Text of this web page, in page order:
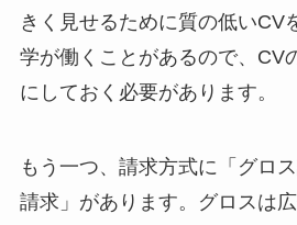
きく見せるために質の低いCV
学が働くことがあるので、CV
にしておく必要があります。
もう一つ、請求方式に「グロ
請求」があります。グロスは